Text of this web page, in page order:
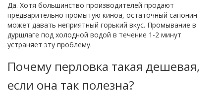
Да. Хотя большинство производителей продают
предварительно промытую киноа, остаточный сапонин
может давать неприятный горький вкус. Промывание в
дуршлаге под холодной водой в течение 1-2 минут
устраняет эту проблему.
Почему перловка такая дешевая,
если она так полезна?